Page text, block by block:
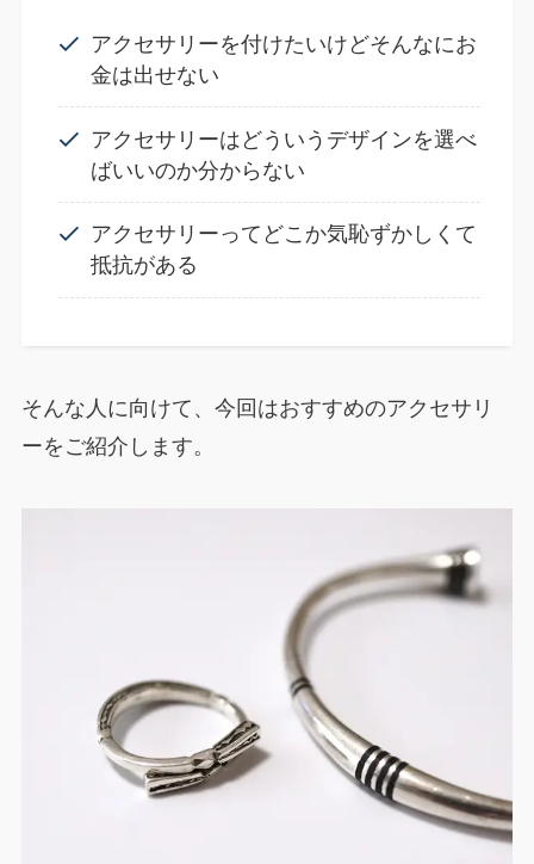
アクセサリーを付けたいけどそんなにお
金は出せない
アクセサリーはどういうデザインを選べ
ばいいのか分からない
アクセサリーってどこか気恥ずかしくて
抵抗がある
そんな人に向けて、今回はおすすめのアクセサリ
ーをご紹介します。